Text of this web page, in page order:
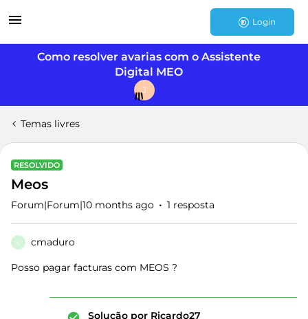
Login
Como resolver avarias com o Assistente
Digital MEO
J
Temas livres
RESOLVIDO
Meos
Forum|Forum|10 months ago 1 resposta
C cmaduro
Posso pagar facturas com MEOS ?
Solução por Ricardo27